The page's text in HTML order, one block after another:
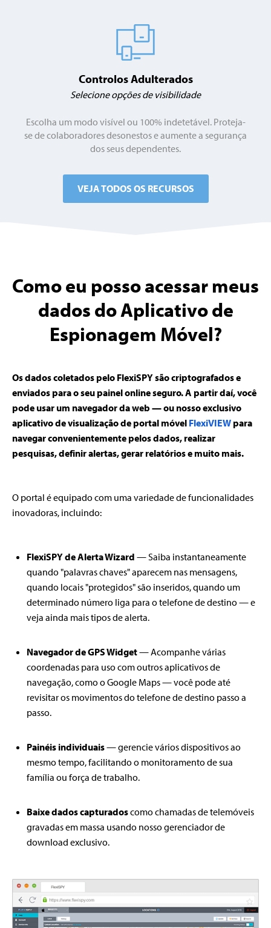
Controlos Adulterados
Selecione opções de visibilidade
Escolha um modo visível ou 100% indetetável. Proteja-
se de colaboradores desonestos e aumente a segurança
dos seus dependentes.
VEJA TODOS OS RECURSOS
Como eu posso acessar meus
dados do Aplicativo de
Espionagem Móvel?
Os dados coletados pelo FlexiSPY são criptografados e
enviados para o seu painel online seguro. A partir daí, você
pode usar um navegador da web — ou nosso exclusivo
aplicativo de visualização de portal móvel FlexiVIEW para
navegar convenientemente pelos dados, realizar
pesquisas, definir alertas, gerar relatórios e muito mais.
O portal é equipado com uma variedade de funcionalidades
inovadoras, incluindo:
FlexiSPY de Alerta Wizard — Saiba instantaneamente
quando "palavras chaves" aparecem nas mensagens,
quando locais "protegidos" são inseridos, quando um
determinado número liga para o telefone de destino — e
veja ainda mais tipos de alerta.
Navegador de GPS Widget— Acompanhe várias
coordenadas para uso com outros aplicativos de
navegação, como o Google Maps — você pode até
revisitar os movimentos do telefone de destino passo a
passo.
Painéis individuais— gerencie vários dispositivos ao
mesmo tempo, facilitando o monitoramento de sua
família ou força de trabalho.
Baixe dados capturadoscomo chamadas de telemóveis
gravadas em massa usando nosso gerenciador de
download exclusivo.